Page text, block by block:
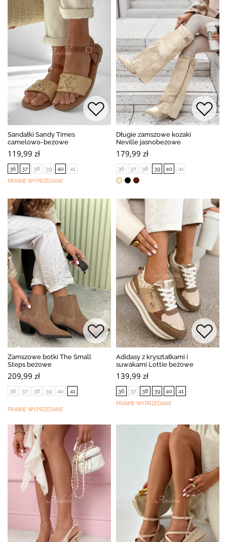
Sandałki Sandy Times
camelowo-beżowe
119,99 zł
36 37 38 39 40 41
PRAWIE WYPRZEDANE
Długie zamszowe kozaki
Neville jasnobeżowe
179,99 zł
36 37 38 39 40 41
Zamszowe botki The Small
Steps beżowe
209,99 zł
36 37 38 39 40 41
PRAWIE WYPRZEDANE
Adidasy z kryształkami i
suwakami Lottie beżowe
139,99 zł
36 37 38 39 40 41
PRAWIE WYPRZEDANE